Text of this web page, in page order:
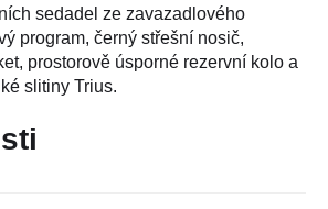
sedadel ze zavazadlového
program, černý střešní nosič,
prostorově úsporné rezervní kolo a
slitiny Trius.